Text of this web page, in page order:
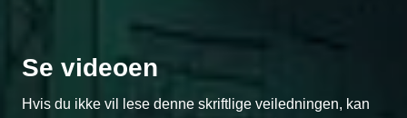
Se videoen
Hvis du ikke vil lese denne skriftlige veiledningen, kan